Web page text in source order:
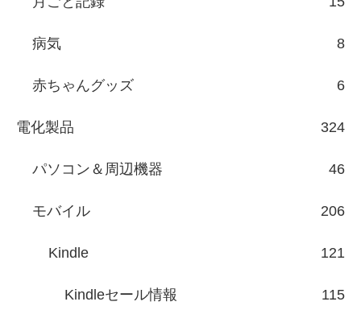
病気 8
赤ちゃんグッズ 6
電化製品 324
パソコン＆周辺機器 46
モバイル 206
Kindle 121
Kindleセール情報 115